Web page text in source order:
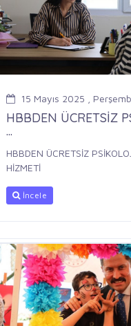
15 Mayıs 2025 ,
HBBDEN ÜCRETSİZ
...
HBBDEN ÜCRETSİZ
HİZMETİ
İncele